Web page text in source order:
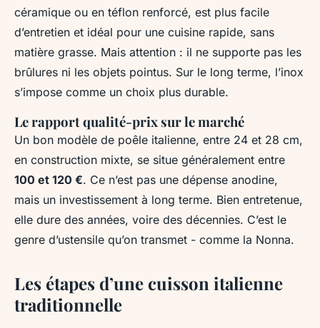
céramique ou en téflon renforcé, est plus facile
d’entretien et idéal pour une cuisine rapide, sans
matière grasse. Mais attention : il ne supporte pas les
brûlures ni les objets pointus. Sur le long terme, l’inox
s’impose comme un choix plus durable.
Le rapport qualité-prix sur le marché
Un bon modèle de poêle italienne, entre 24 et 28 cm,
en construction mixte, se situe généralement entre
100 et 120 €. Ce n’est pas une dépense anodine,
mais un investissement à long terme. Bien entretenue,
elle dure des années, voire des décennies. C’est le
genre d’ustensile qu’on transmet - comme la Nonna.
Les étapes d’une cuisson italienne
traditionnelle